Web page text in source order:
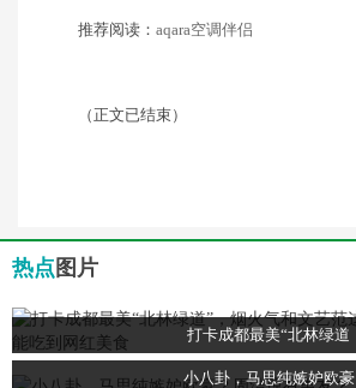
推荐阅读： aqara空调伴侣
（正文已结束）
热点 图片
打卡成都最美“北林绿道
小八卦，马思纯嫉妒欧豪